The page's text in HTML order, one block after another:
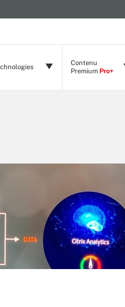
Contenu
Premium Pro+